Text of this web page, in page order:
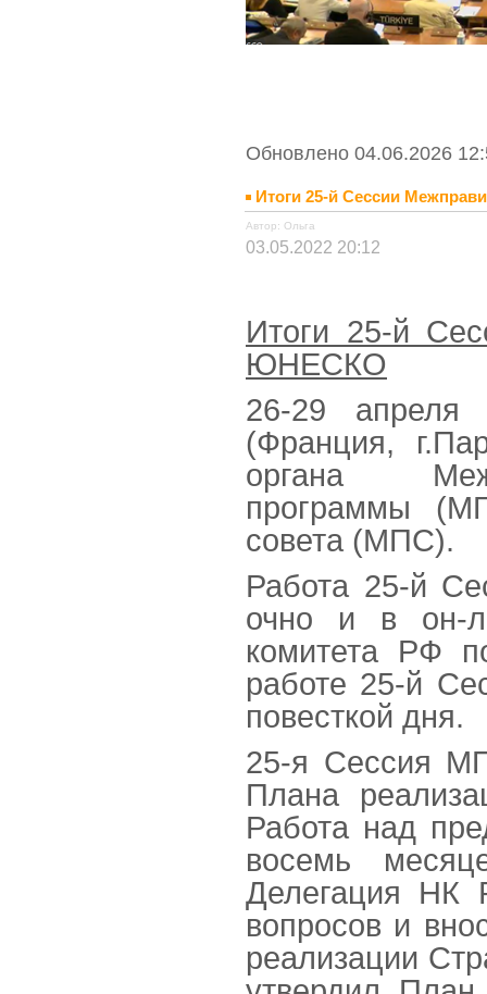
Обновлено 04.06.2026
Итоги 25-й Сессии
Автор: Ольга
03.05.2022 20:12
Итоги 25-й
ЮНЕСКО
26-29
(Франция,
органа
программы
совета (МПС).
Работа 25-й
очно и в он-
комитета РФ
работе 25-й
повесткой дня.
25-я Сессия
Плана
Работа над
восемь
Делегация НК
вопросов и
реализации